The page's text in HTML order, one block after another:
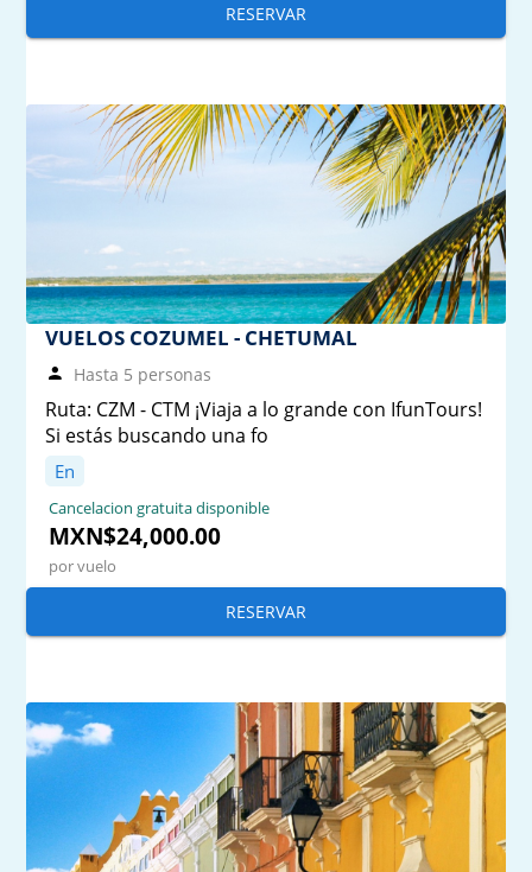
RESERVAR
VUELOS COZUMEL - CHETUMAL
Hasta 5 personas
Ruta: CZM - CTM ¡Viaja a lo grande con IfunTours!
Si estás buscando una fo
En
Cancelacion gratuita disponible
MXN$24,000.00
por vuelo
RESERVAR